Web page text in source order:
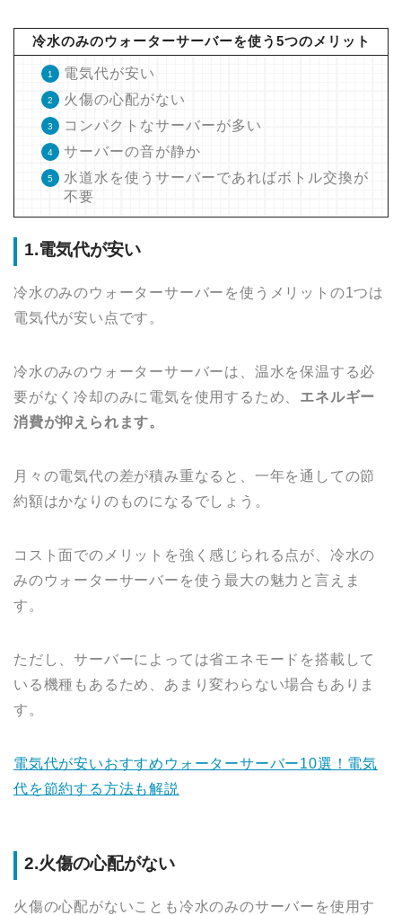
冷水のみのウォーターサーバーを使う5つのメリット
電気代が安い
火傷の心配がない
コンパクトなサーバーが多い
サーバーの音が静か
水道水を使うサーバーであればボトル交換が
不要
1.電気代が安い
冷水のみのウォーターサーバーを使うメリットの1つは
電気代が安い点です。
冷水のみのウォーターサーバーは、温水を保温する必
要がなく冷却のみに電気を使用するため、 エネルギー
消費が抑えられます。
月々の電気代の差が積み重なると、一年を通しての節
約額はかなりのものになるでしょう。
コスト面でのメリットを強く感じられる点が、冷水の
みのウォーターサーバーを使う最大の魅力と言えま
す。
ただし、サーバーによっては省エネモードを搭載して
いる機種もあるため、あまり変わらない場合もありま
す。
電気代が安いおすすめウォーターサーバー10選！電気
代を節約する方法も解説
2.火傷の心配がない
火傷の心配がないことも冷水のみのサーバーを使用す